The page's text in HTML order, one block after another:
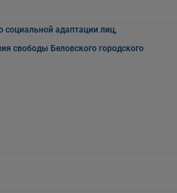
социальной адаптации лиц,
свободы Беловского городского